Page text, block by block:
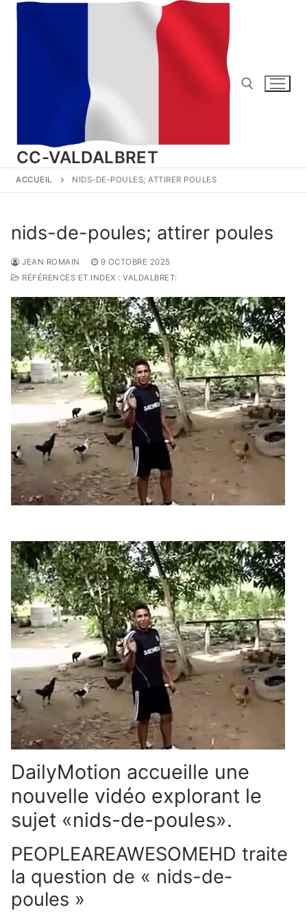
Aller
CC-VALDALBRET
ACCUEIL NIDS-DE-POULES; ATTIRER POULES
nids-de-poules; attirer poules
JEAN ROMAIN
9 OCTOBRE 2025
RÉFÉRENCES ET INDEX : VALDALBRET:
DailyMotion accueille une
nouvelle vidéo explorant le
sujet «nids-de-poules».
PEOPLEAREAWESOMEHD traite
la question de « nids-de-
poules »